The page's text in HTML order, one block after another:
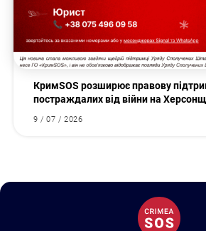
КримSOS розширює правову
постраждалих від війни на
9 / 07 / 2026